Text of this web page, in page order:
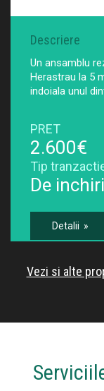
Descriere
Un ansamblu
Herastrau la 5
indoiala unul
PRET
2.600€
Tip
De
Detalii »
Vezi si alte